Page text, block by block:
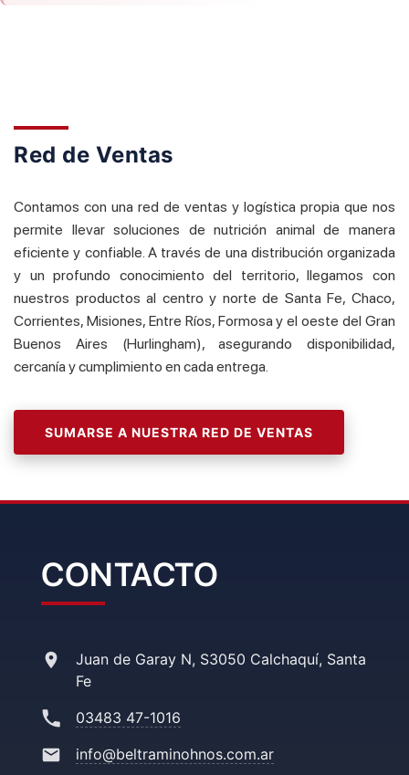
Red de Ventas
Contamos con una red de ventas y logística propia que nos
permite llevar soluciones de nutrición animal de manera
eficiente y confiable. A través de una distribución organizada
y un profundo conocimiento del territorio, llegamos con
nuestros productos al centro y norte de Santa Fe, Chaco,
Corrientes, Misiones, Entre Ríos, Formosa y el oeste del Gran
Buenos Aires (Hurlingham), asegurando disponibilidad,
cercanía y cumplimiento en cada entrega.
SUMARSE A NUESTRA RED DE VENTAS
CONTACTO
Juan de Garay N, S3050 Calchaquí, Santa
Fe
03483 47-1016
info@beltraminohnos.com.ar